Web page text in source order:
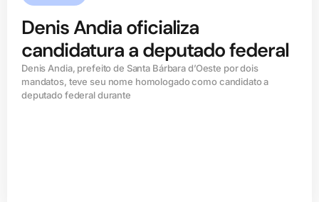
Denis Andia oficializa
candidatura a deputado federal
Denis Andia, prefeito de Santa Bárbara d’Oeste por dois
mandatos, teve seu nome homologado como candidato a
deputado federal durante